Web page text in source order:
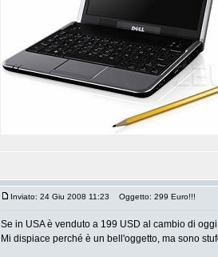
Inviato: 24 Giu 2008 11:23 Oggetto: 299 Euro!!!
Se in USA è venduto a 199 USD al cambio di
Mi dispiace perché è un bell'oggetto, ma sono